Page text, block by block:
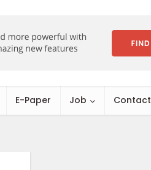
E-Paper Job Contact